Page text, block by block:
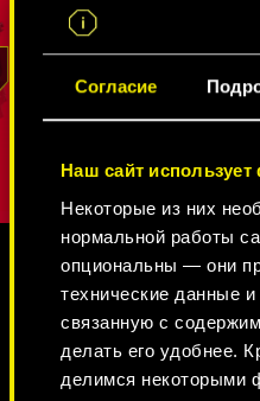
Согласие
Наш сайт
Некоторые из них
нормальной работы
опциональны — они
технические данные
связанную с
делать его удобнее.
делимся некоторыми
информацию и
которые кажутся
спустя годы
остался верен